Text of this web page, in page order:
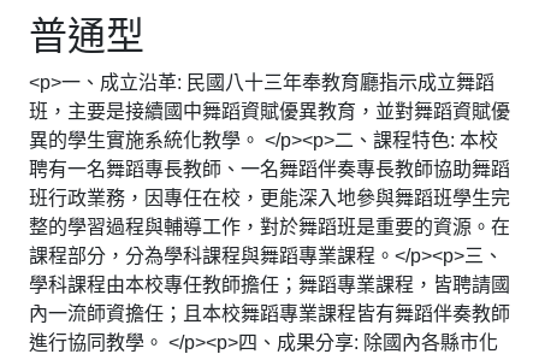
普通型
<p>一、成立沿革: 民國八十三年奉教育廳指示成立舞蹈
班，主要是接續國中舞蹈資賦優異教育，並對舞蹈資賦優
異的學生實施系統化教學。 </p><p>二、課程特色: 本校
聘有一名舞蹈專長教師、一名舞蹈伴奏專長教師協助舞蹈
班行政業務，因專任在校，更能深入地參與舞蹈班學生完
整的學習過程與輔導工作，對於舞蹈班是重要的資源。在
課程部分，分為學科課程與舞蹈專業課程。</p><p>三、
學科課程由本校專任教師擔任；舞蹈專業課程，皆聘請國
內一流師資擔任；且本校舞蹈專業課程皆有舞蹈伴奏教師
進行協同教學。 </p><p>四、成果分享: 除國內各縣市化